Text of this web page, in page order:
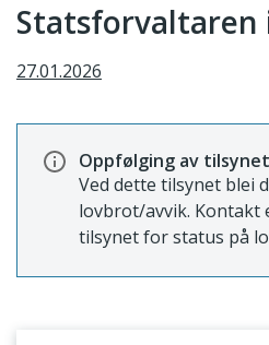
Statsforvaltaren
27.01.2026
Oppfølging av tilsynet
Ved dette tilsynet blei
lovbrot/avvik.
tilsynet for status på